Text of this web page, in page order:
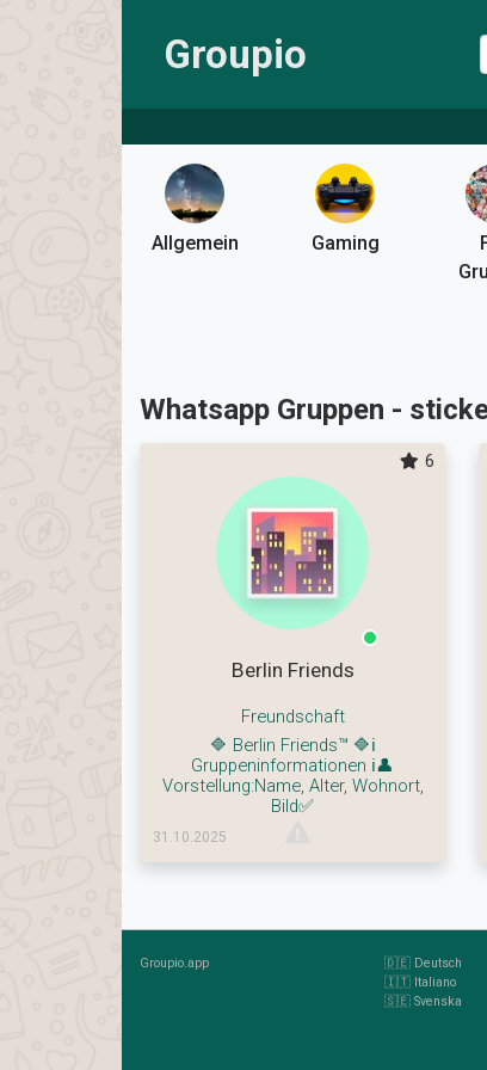
Groupio
Allgemein Gaming
Whatsapp Gruppen -
6
Berlin Friends
Freundschaft
🔷 Berlin Friends™ 🔷ℹ️
Gruppeninformationen ℹ️👤
Vorstellung:Name, Alter, Wohnort,
Bild✅
31.10.2025
Groupio.app 🇩🇪 Deutsch
🇮🇹 Italiano
🇸🇪 Svenska